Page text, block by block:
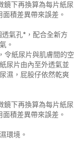
鏡下再換算為每片紙尿
積差異帶來誤差。
透氣孔*，配合全新方
。
令紙尿片與肌膚間的空
尿片由內至外透氣並
濕，屁股仔依然乾爽
鏡下再換算為每片紙尿
積差異帶來誤差。
環境。